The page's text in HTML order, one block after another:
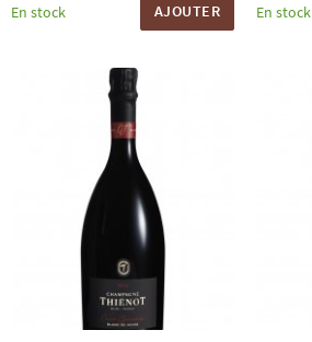
En stock AJOUTER En stock